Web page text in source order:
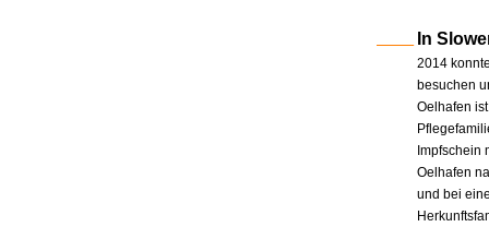
In
2014
besuchen
Oelhafen
Impfschein
Oelhafen
und bei